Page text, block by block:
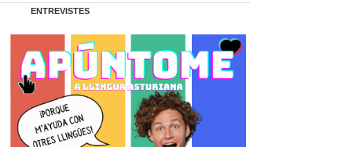
ENTREVISTES